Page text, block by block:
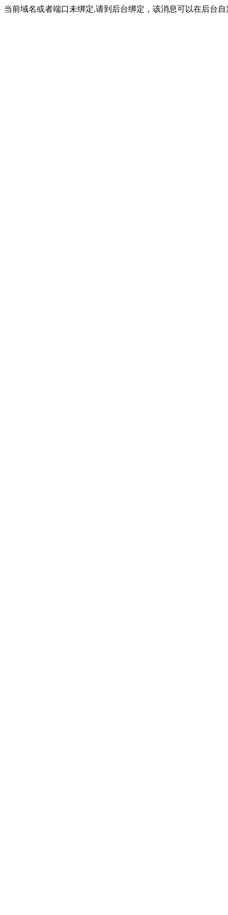
当前域名或者端口未绑定,请到后台绑定，该消息可以在后台自